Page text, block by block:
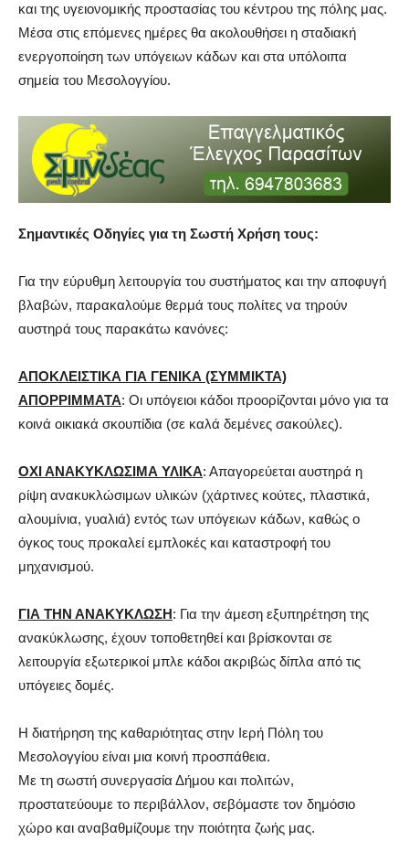
και της υγειονομικής προστασίας του κέντρου της πόλης μας.
Μέσα στις επόμενες ημέρες θα ακολουθήσει η σταδιακή
ενεργοποίηση των υπόγειων κάδων και στα υπόλοιπα
σημεία του Μεσολογγίου.
Σημαντικές Οδηγίες για τη Σωστή Χρήση τους:
Για την εύρυθμη λειτουργία του συστήματος και την αποφυγή
βλαβών, παρακαλούμε θερμά τους πολίτες να τηρούν
αυστηρά τους παρακάτω κανόνες:
ΑΠΟΚΛΕΙΣΤΙΚΑ ΓΙΑ ΓΕΝΙΚΑ (ΣΥΜΜΙΚΤΑ)
ΑΠΟΡΡΙΜΜΑΤΑ: Οι υπόγειοι κάδοι προορίζονται μόνο για τα
κοινά οικιακά σκουπίδια (σε καλά δεμένες σακούλες).
ΟΧΙ ΑΝΑΚΥΚΛΩΣΙΜΑ ΥΛΙΚΑ: Απαγορεύεται αυστηρά η
ρίψη ανακυκλώσιμων υλικών (χάρτινες κούτες, πλαστικά,
αλουμίνια, γυαλιά) εντός των υπόγειων κάδων, καθώς ο
όγκος τους προκαλεί εμπλοκές και καταστροφή του
μηχανισμού.
ΓΙΑ ΤΗΝ ΑΝΑΚΥΚΛΩΣΗ: Για την άμεση εξυπηρέτηση της
ανακύκλωσης, έχουν τοποθετηθεί και βρίσκονται σε
λειτουργία εξωτερικοί μπλε κάδοι ακριβώς δίπλα από τις
υπόγειες δομές.
Η διατήρηση της καθαριότητας στην Ιερή Πόλη του
Μεσολογγίου είναι μια κοινή προσπάθεια.
Με τη σωστή συνεργασία Δήμου και πολιτών,
προστατεύουμε το περιβάλλον, σεβόμαστε τον δημόσιο
χώρο και αναβαθμίζουμε την ποιότητα ζωής μας.